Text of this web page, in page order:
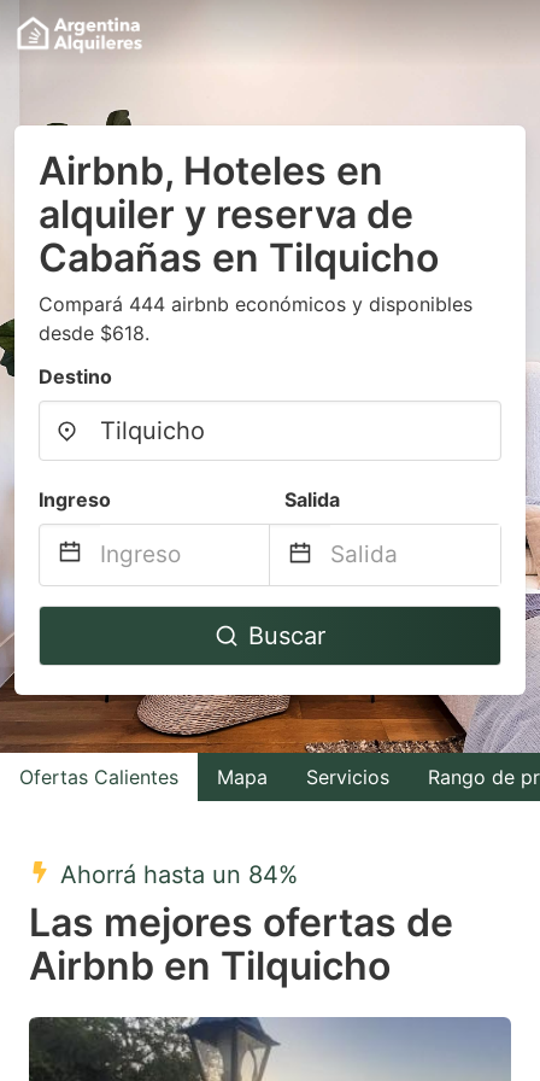
Airbnb, Hoteles en
alquiler y reserva de
Cabañas en Tilquicho
Compará 444 airbnb económicos y disponibles
desde $618.
Destino
Ingreso Salida
Navigate
to
interact
with
the
select
a
date.
the
question
Navigate
to
interact
with
the
a
date.
Buscar
Ofertas Calientes Mapa Servicios Rango de
Ahorrá hasta un 84%
Las mejores ofertas de
Airbnb en Tilquicho